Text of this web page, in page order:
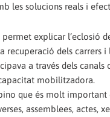
les solucions reals i
permet explicar l’eclosió
recuperació dels
a través dels
mobilitzadora.
que és molt
assemblees, actes,